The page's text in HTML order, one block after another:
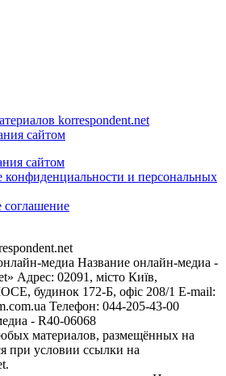
korrespondent.net
сайтом
сайтом
конфиденциальности и персональных
соглашение
медиа Название онлайн-медиа -
Адрес: 02091, місто Київ,
будинок 172-Б, офіс 208/1 E-mail:
Телефон: 044-205-43-00
- R40-06068
материалов, размещённых на
при условии ссылки на